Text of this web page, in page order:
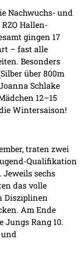
Nachwuchs- und
Hallen-
gingen 17
– fast alle
Besonders
über 800m
Schlake
12–15
Wintersaison!
traten zwei
Qualifikation
sechs
das volle
Disziplinen
Am Ende
Jungs Rang 10.